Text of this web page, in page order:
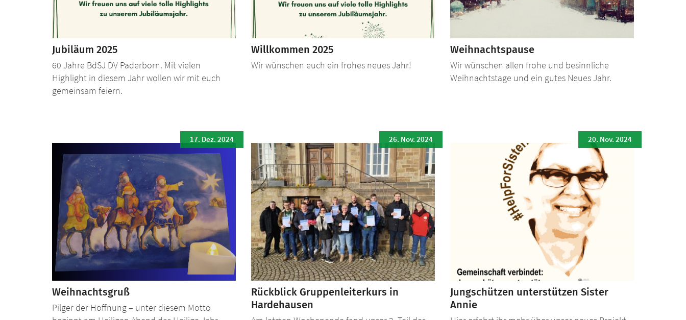
Jubiläum 2025
60 Jahre BdSJ DV Paderborn. Mit vielen
Highlight in diesem Jahr wollen wir mit euch
gemeinsam feiern.
Willkommen 2025
Wir wünschen euch ein frohes neues Jahr!
Weihnachtspause
Wir wünschen allen frohe und besinnliche
Weihnachtstage und ein gutes Neues Jahr.
Weihnachtsgruß
17. Dez. 2024
Pilger der Hoffnung – unter diesem Motto
Rückblick Gruppenleiterkurs in
Hardehausen
26. Nov. 2024
Jungschützen unterstützen Sister
Annie
20. Nov. 2024